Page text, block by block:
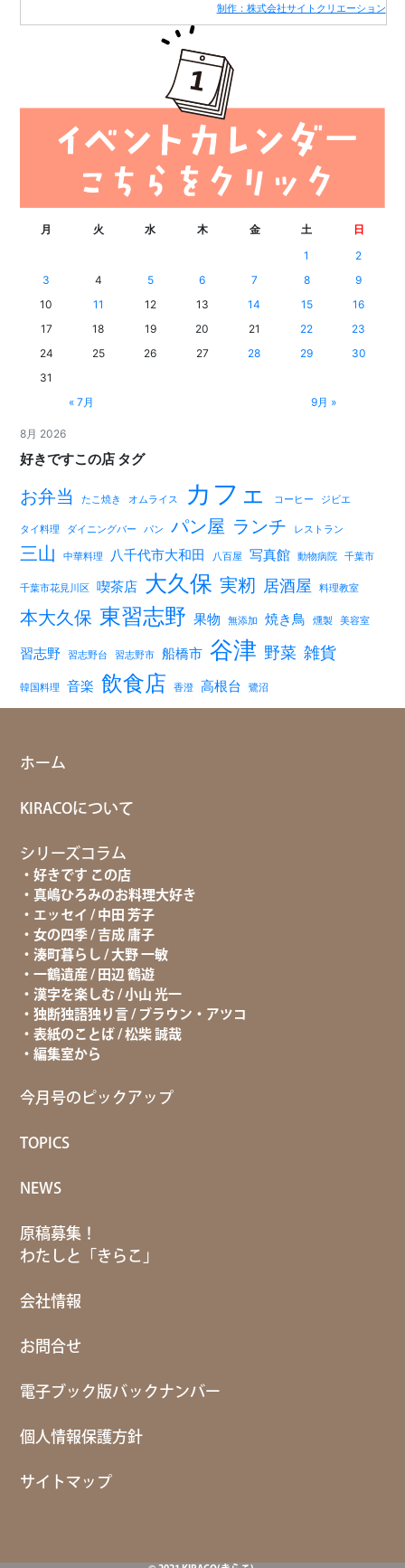
制作：株式会社サイトクリエーション
8月 2026
月 火 水 木 金 土
日
1
2
3
4 5 6 7 8
9
10
11 12 13 14 15
16
17
18 19 20 21 22
23
24
25 26 27 28 29
30
31
« 7月
9月 »
好きですこの店 タグ
お弁当 たこ焼き オムライス カフェ コーヒー ジビエ
タイ料理 ダイニングバー パン パン屋 ランチ レストラン
三山 中華料理 八千代市大和田 八百屋 写真館 動物病院 千葉市
千葉市花見川区 喫茶店 大久保 実籾 居酒屋 料理教室
本大久保 東習志野 果物 無添加 焼き鳥 燻製 美容室
習志野 習志野台 習志野市 船橋市 谷津 野菜 雑貨
韓国料理 音楽 飲食店 香澄 高根台 鷺沼
ホーム
KIRACOについて
シリーズコラム
好きです この店
真嶋ひろみのお料理大好き
エッセイ / 中田 芳子
女の四季 / 吉成 庸子
湊町暮らし / 大野 一敏
一鶴遺産 / 田辺 鶴遊
漢字を楽しむ / 小山 光一
独断独語独り言 / ブラウン・アツコ
表紙のことば / 松柴 誠哉
編集室から
今月号のピックアップ
TOPICS
NEWS
原稿募集！
わたしと「きらこ」
会社情報
お問合せ
電子ブック版バックナンバー
個人情報保護方針
サイトマップ